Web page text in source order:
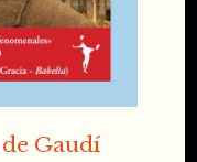
Gaudí